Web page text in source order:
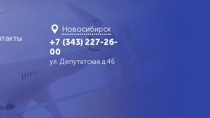
Новосибирск
+7 (343) 227-26-
00
ул. Депутатская д.46